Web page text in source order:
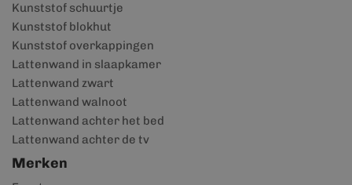
Kunststof schuurtje
Kunststof blokhut
Kunststof overkappingen
Lattenwand in slaapkamer
Lattenwand zwart
Lattenwand walnoot
Lattenwand achter het bed
Lattenwand achter de tv
Merken